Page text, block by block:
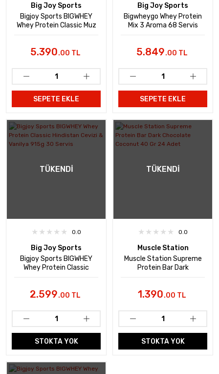
Big Joy Sports
Bigjoy Sports BIGWHEY
Whey Protein Classic Muz
5.390.00 TL
SEPETE EKLE
Big Joy Sports
Bigwheygo Whey Protein
Mix 3 Aroma 68 Servis
5.849.00 TL
SEPETE EKLE
TÜKENDI
0.0
Big Joy Sports
Bigjoy Sports BIGWHEY
Whey Protein Classic
2.599.00 TL
STOKTA YOK
TÜKENDI
0.0
Muscle Station
Muscle Station Supreme
Protein Bar Dark
1.390.00 TL
STOKTA YOK